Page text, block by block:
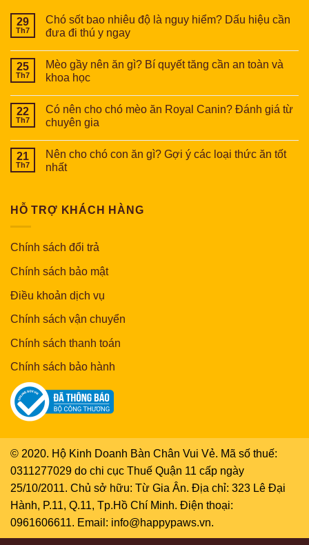
29
Th7
Chó sốt bao nhiêu độ là nguy hiểm? Dấu hiệu cần
đưa đi thú y ngay
25
Th7
Mèo gầy nên ăn gì? Bí quyết tăng cần an toàn và
khoa học
22
Th7
Có nên cho chó mèo ăn Royal Canin? Đánh giá từ
chuyên gia
21
Th7
Nên cho chó con ăn gì? Gợi ý các loại thức ăn tốt
nhất
HỖ TRỢ KHÁCH HÀNG
Chính sách đổi trả
Chính sách bảo mật
Điều khoản dịch vụ
Chính sách vận chuyển
Chính sách thanh toán
Chính sách bảo hành
© 2020. Hộ Kinh Doanh Bàn Chân Vui Vẻ. Mã số thuế:
0311277029 do chi cục Thuế Quận 11 cấp ngày
25/10/2011. Chủ sở hữu: Từ Gia Ân. Địa chỉ: 323 Lê Đại
Hành, P.11, Q.11, Tp.Hồ Chí Minh. Điện thoại:
0961606611. Email: info@happypaws.vn.